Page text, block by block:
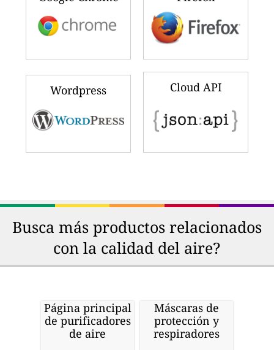
Wordpress Cloud API
Busca más productos relacionados
con la calidad del aire?
Página principal
de purificadores
de aire
Máscaras de
protección y
respiradores